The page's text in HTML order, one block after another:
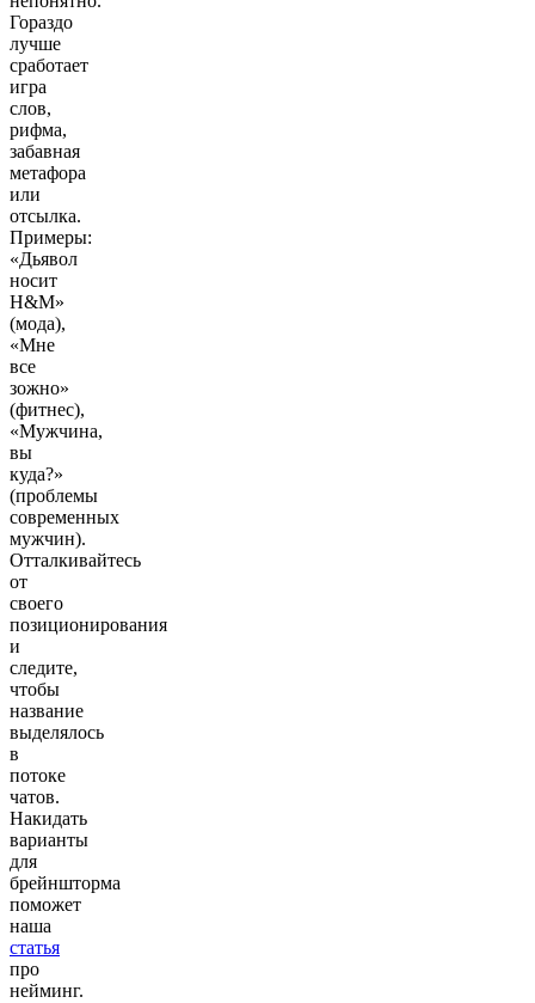
Гораздо
лучше
сработает
игра
слов,
рифма,
забавная
метафора
или
отсылка.
Примеры:
«Дьявол
носит
H&M»
(мода),
«Мне
все
зожно»
(фитнес),
«Мужчина,
вы
куда?»
(проблемы
современных
мужчин).
Отталкивайтесь
от
своего
позиционирования
и
следите,
чтобы
название
выделялось
в
потоке
чатов.
Накидать
варианты
для
брейншторма
поможет
наша
статья
про
нейминг.